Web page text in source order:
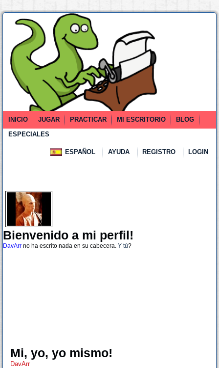
INICIO JUGAR PRACTICAR MI ESCRITORIO
BLOG
ESPECIALES
ESPAÑOL AYUDA REGISTRO LOGIN
Bienvenido a mi perfil!
DavArr no ha escrito nada en su cabecera. Y tú?
Mi, yo, yo mismo!
DavArr